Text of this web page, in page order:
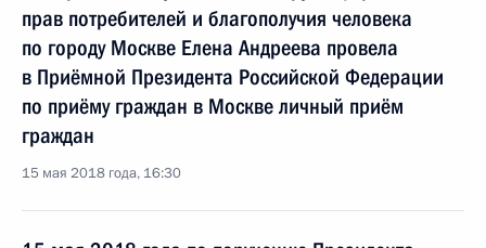
прав потребителей и благополучия человека
по городу Москве Елена Андреева провела
в Приёмной Президента Российской Федерации
по приёму граждан в Москве личный приём
граждан
15 мая 2018 года, 16:30